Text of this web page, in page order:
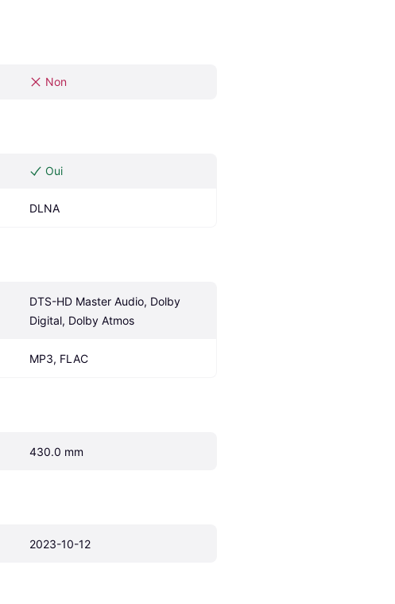
Non
Oui
DLNA
DTS-HD Master Audio, Dolby
Digital, Dolby Atmos
MP3, FLAC
430.0 mm
2023-10-12